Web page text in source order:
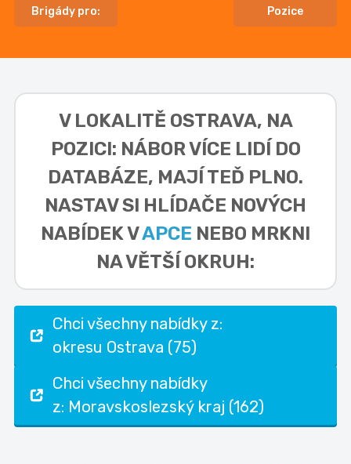
Brigády pro: Pozice
V LOKALITĚ OSTRAVA, NA
POZICI: NÁBOR VÍCE LIDÍ DO
DATABÁZE, MAJÍ TEĎ PLNO.
NASTAV SI HLÍDAČE NOVÝCH
NABÍDEK VAPCE NEBO MRKNI
NA VĚTŠÍ OKRUH:
Chci všechny nabídky z:
okresu Ostrava (75)
Chci všechny nabídky
z: Moravskoslezský kraj (162)